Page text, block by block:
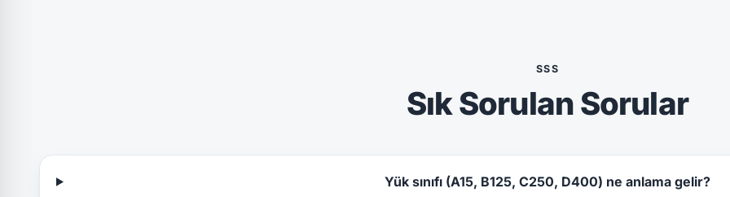
SSS
Sık Sorulan Sorular
Yük sınıfı (A15, B125, C250, D400) ne anlama gelir?